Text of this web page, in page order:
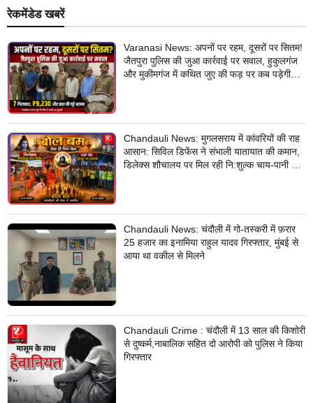
रेकमेंडेड खबरें
Varanasi News: अपनों पर रहम, दूसरों पर सितम!
जैतपुरा पुलिस की जुआ कार्रवाई पर सवाल, हुकुलगंज
और मुकीमगंज में कथित जुए की फड़ पर कब पड़ेगी
Chandauli News: मुगलसराय में कांवरियों की राह
आसान: सिविल डिफेंस ने संभाली यातायात की कमान,
डिलेक्स शौचालय पर मिल रही नि:शुल्क चाय-पानी की
Chandauli News: चंदौली में गो-तस्करी में फ़रार
25 हजार का इनामिया राहुल यादव गिरफ्तार, मुंबई से
आया था वकील से मिलने
Chandauli Crime : चंदौली में 13 साल की किशोरी
से दुष्कर्म,नाबालिक सहित दो आरोपी को पुलिस ने किया
गिरफ्तार